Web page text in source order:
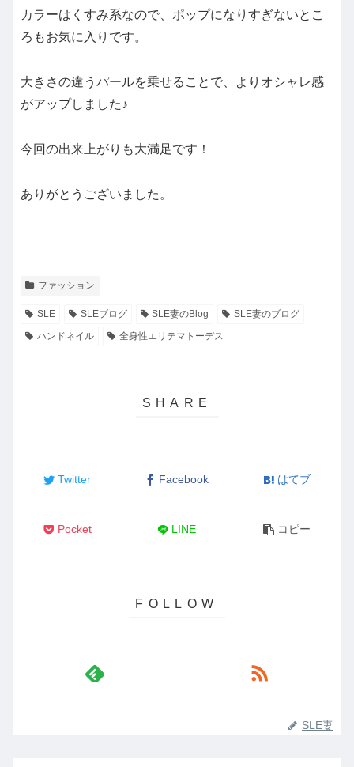
カラーはくすみ系なので、ポップになりすぎないとこ
ろもお気に入りです。
大きさの違うパールを乗せることで、よりオシャレ感
がアップしました♪
今回の出来上がりも大満足です！
ありがとうございました。
ファッション
SLE SLEブログ SLE妻のBlog
SLE妻のブログ
ハンドネイル
全身性エリテマトーデス
Twitter Facebook はてブ
Pocket LINE コピー
SLE妻